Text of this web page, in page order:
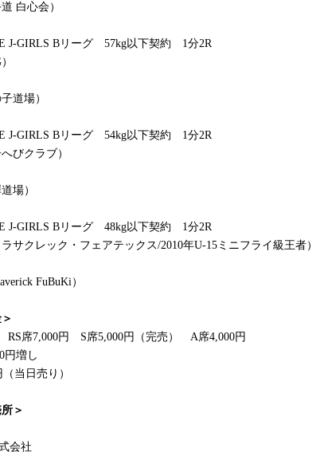
白心会）
J-GIRLS Bリーグ 57kg以下契約 1分2R
道場）
J-GIRLS Bリーグ 54kg以下契約 1分2R
びクラブ）
場）
J-GIRLS Bリーグ 48kg以下契約 1分2R
サクレック・フェアテックス/2010年U-15ミニフライ級王者）
FuBuKi）
RS席7,000円 S席5,000円（完売） A席4,000円
円増し
当日売り）
＞
会社